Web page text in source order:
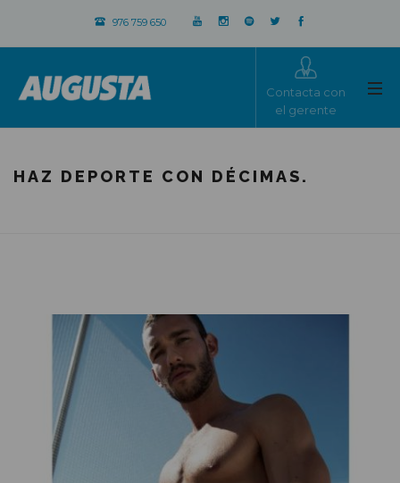
976 759 650
Contacta con
el gerente
HAZ DEPORTE CON DÉCIMAS.